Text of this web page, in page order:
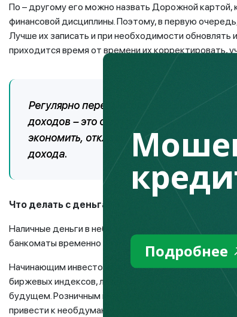
По – другому его можно назвать Дорожной картой,
финансовой дисциплины. Поэтому, в первую
Лучше их записать и при необходимости
приходится время от времени их корректировать,
Регулярно пересматривайте свой
доходов – это основа финансового
экономить, откладывать деньги,
дохода.
Что делать с деньгами?
Наличные деньги в небольшом количестве должны
банкоматы временно не будут работать, или
Начинающим инвесторам, людям без опыта
биржевых индексов, лучше оставить это дело
будущем. Розничным инвесторам со
привести к необдуманным сделкам и негативно
Подробнее